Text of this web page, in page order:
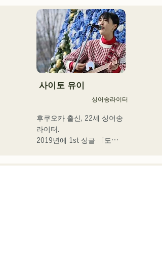
디오 세션 뮤지션이다.
정”을 테마로 한 가사를 만들
어낸다.
R&B에 촉발된 스모키한 가
성과,
백그라운드의 다른 멤버들이
방어하다
장르를 넘은 연주는, 그 밖에
사이토 유이
싱어송라이터
후쿠오카 출신, 22세 싱어송
라이터.
2019년에 1st 싱글 「도